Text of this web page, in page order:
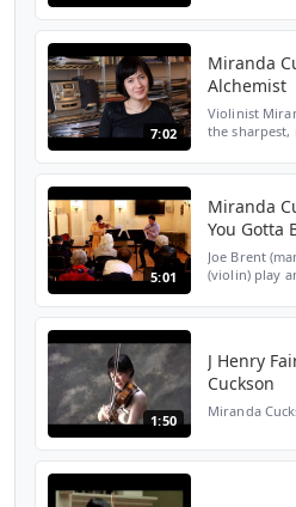
7:02
Miranda
Alchemist
Violinist
the sharpest,
5:01
Miranda
You Gotta
Joe Brent
(violin) play
1:50
J Henry
Cuckson
Miranda